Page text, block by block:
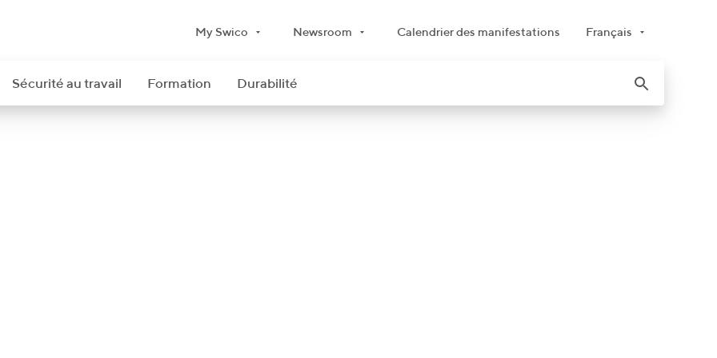
My Swico Newsroom Calendrier des manifestations Français
Sécurité au travail Formation Durabilité